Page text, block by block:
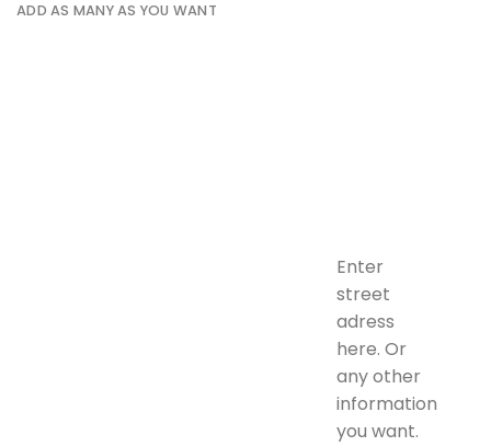
ADD AS MANY AS YOU WANT
Enter
street
adress
here. Or
any other
information
you want.